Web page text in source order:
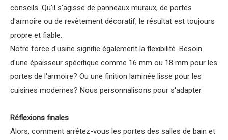
conseils. Qu'il s'agisse de panneaux muraux, de portes
d'armoire ou de revêtement décoratif, le résultat est toujours
propre et fiable.
Notre force d'usine signifie également la flexibilité. Besoin
d'une épaisseur spécifique comme 16 mm ou 18 mm pour les
portes de l'armoire? Ou une finition laminée lisse pour les
cuisines modernes? Nous personnalisons pour s'adapter.
Réflexions finales
Alors, comment arrêtez-vous les portes des salles de bain et